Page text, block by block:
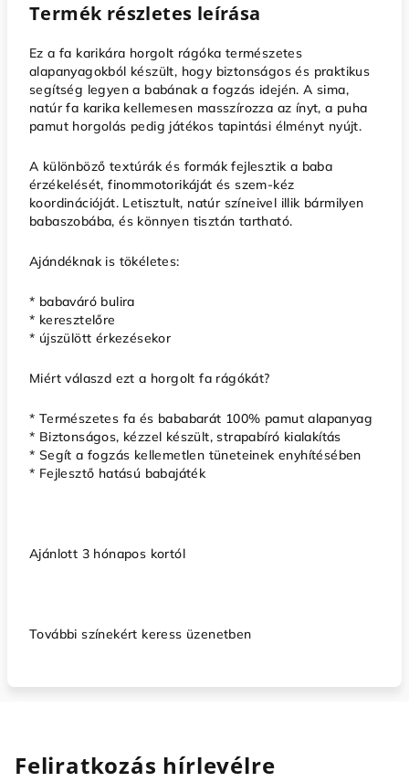
Termék részletes leírása
Ez a fa karikára horgolt rágóka természetes
alapanyagokból készült, hogy biztonságos és praktikus
segítség legyen a babának a fogzás idején. A sima,
natúr fa karika kellemesen masszírozza az ínyt, a puha
pamut horgolás pedig játékos tapintási élményt nyújt.
A különböző textúrák és formák fejlesztik a baba
érzékelését, finommotorikáját és szem-kéz
koordinációját. Letisztult, natúr színeivel illik bármilyen
babaszobába, és könnyen tisztán tartható.
Ajándéknak is tökéletes:
* babaváró bulira
* keresztelőre
* újszülött érkezésekor
Miért válaszd ezt a horgolt fa rágókát?
* Természetes fa és bababarát 100% pamut alapanyag
* Biztonságos, kézzel készült, strapabíró kialakítás
* Segít a fogzás kellemetlen tüneteinek enyhítésében
* Fejlesztő hatású babajáték
Ajánlott 3 hónapos kortól
További színekért keress üzenetben
Feliratkozás hírlevélre